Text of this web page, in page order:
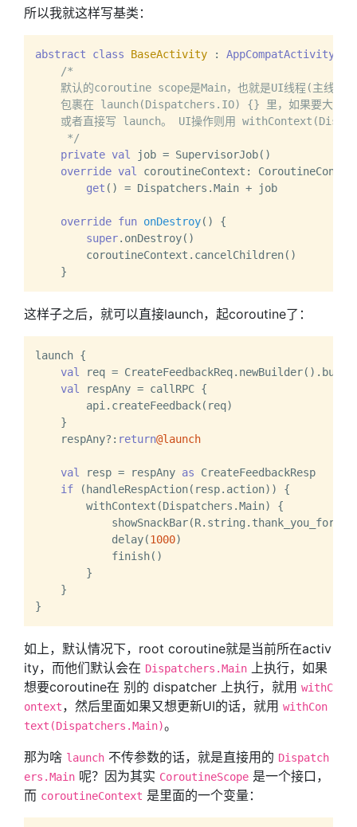
所以我就这样写基类：
abstract class BaseActivity : AppCompatActivity
/*
默认的coroutine scope是Main，也就是UI线程(主线程)
包裹在 launch(Dispatchers.IO) {} 里，如果要大量
或者直接写 launch。 UI操作则用
     */
private val
job = SupervisorJob()
override val
coroutineContext:
get () = Dispatchers.Main + job
override fun onDestroy()
{
super.onDestroy()
        coroutineContext.cancelChildren()
这样子之后，就可以直接launch，起coroutine了：
launch {
val
req =
val
respAny = callRPC {
        api.createFeedback(req)
    }
    respAny?:
return@launch
val resp = respAny as CreateFeedbackResp
if (handleRespAction(resp.action)) {
        withContext(Dispatchers.Main) {
            delay(
1000)
            finish()
        }
    }
如上，默认情况下，root coroutine就是当前所在activ
ity，而他们默认会在 Dispatchers.Main 上执行，如果
想要coroutine在 别的 dispatcher 上执行，就用 withC
ontext，然后里面如果又想更新UI的话，就用 withCon
text(Dispatchers.Main)。
那为啥 launch 不传参数的话，就是直接用的 Dispatch
ers.Main 呢？因为其实 CoroutineScope 是一个接口，
而 coroutineContext 是里面的一个变量：